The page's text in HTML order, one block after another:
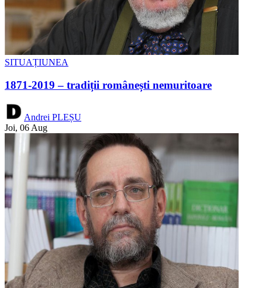
SITUAȚIUNEA
1871-2019 – tradiții românești nemuritoare
Andrei PLEȘU
Joi, 06 Aug